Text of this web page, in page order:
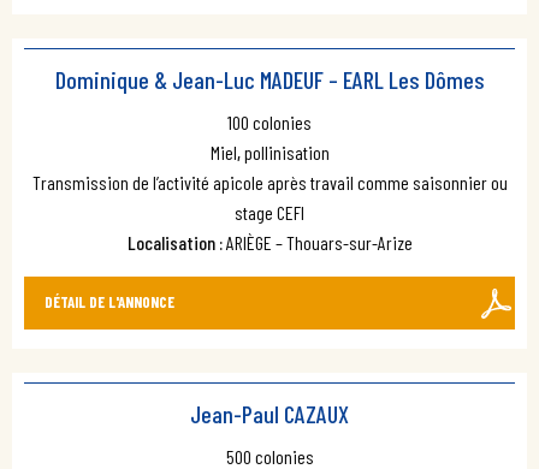
Dominique & Jean-Luc MADEUF – EARL Les Dômes
100 colonies
Miel,pollinisation
Transmission de l’activité apicole après travail comme saisonnier ou
stage CEFI
Localisation :ARIÈGE – Thouars-sur-Arize
DÉTAIL DE L'ANNONCE
Jean-Paul CAZAUX
500 colonies